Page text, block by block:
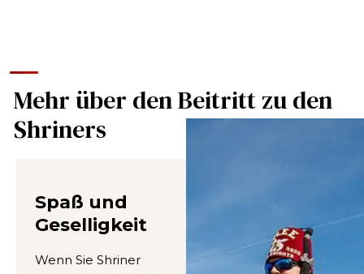
SUCHEN
Mehr über den Beitritt zu den
Shriners
Spaß und
Geselligkeit
Wenn Sie Shriner